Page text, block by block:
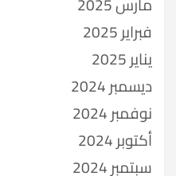
فبراير 2025
يناير 2025
ديسمبر 2024
نوفمبر 2024
أكتوبر 2024
سبتمبر 2024